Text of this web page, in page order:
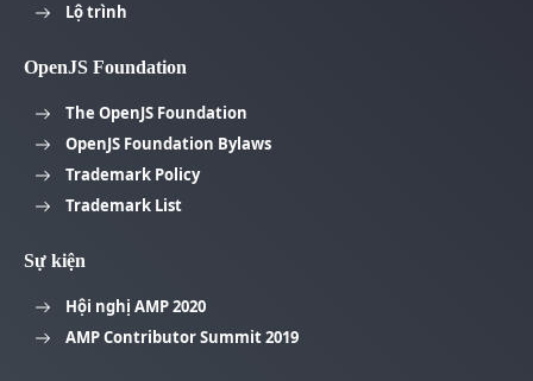
Lộ trình
OpenJS Foundation
The OpenJS Foundation
OpenJS Foundation Bylaws
Trademark Policy
Trademark List
Sự kiện
Hội nghị AMP 2020
AMP Contributor Summit 2019